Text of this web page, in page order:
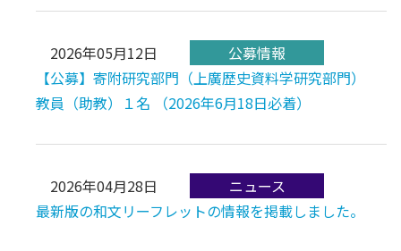
2026年05月12日
【公募】寄附研究部門（上廣歴史資料学研究部門）
教員（助教）１名 （2026年6月18日必着）
2026年04月28日
最新版の和文リーフレットの情報を掲載しました。